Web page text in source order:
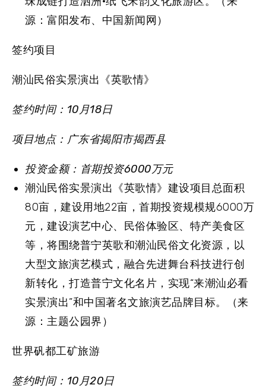
源：富阳发布、中国新闻网）
签约项目
潮汕民俗实景演出《英歌情》
签约时间：10月18日
项目地点：广东省揭阳市揭西县
投资金额：首期投资6000万元
潮汕民俗实景演出《英歌情》建设项目总面积
80亩，建设用地22亩，首期投资规模规6000万
元，建设演艺中心、民俗体验区、特产美食区
等，将围绕普宁英歌和潮汕民俗文化资源，以
大型文旅演艺模式，融合先进舞台科技进行创
新转化，打造普宁文化名片，实现“来潮汕必看
实景演出”和中国著名文旅演艺品牌目标。（来
源：主题公园界）
世界矾都工矿旅游
签约时间：10月20日